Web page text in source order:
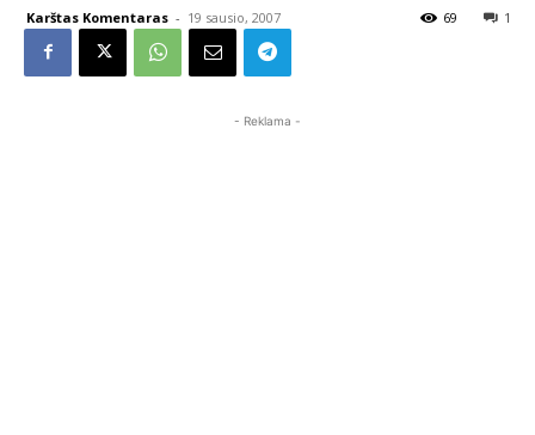
Karštas Komentaras - 19 sausio, 2007 1
69
- Reklama -